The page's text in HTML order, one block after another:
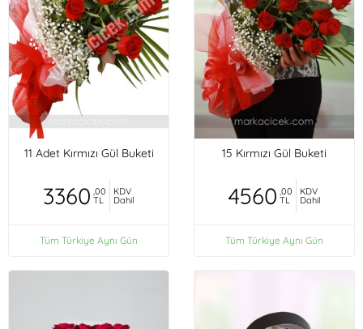
11 Adet Kırmızı Gül Buketi
3360 ,00
TL
KDV
Dahil
Tüm Türkiye Aynı Gün
15 Kırmızı Gül Buketi
4560 ,00
TL
KDV
Dahil
Tüm Türkiye Aynı Gün